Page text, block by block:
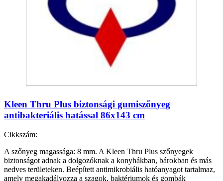
Kleen Thru Plus biztonsági gumiszőnyeg
antibakteriális hatással 86x143 cm
Cikkszám:
A szőnyeg magassága: 8 mm. A Kleen Thru Plus szőnyegek
biztonságot adnak a dolgozóknak a konyhákban, bárokban és más
nedves területeken. Beépített antimikrobiális hatóanyagot tartalmaz,
amely megakadályozza a szagok, baktériumok és gombák